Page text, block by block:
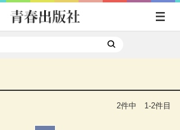
2件中 1-2件目